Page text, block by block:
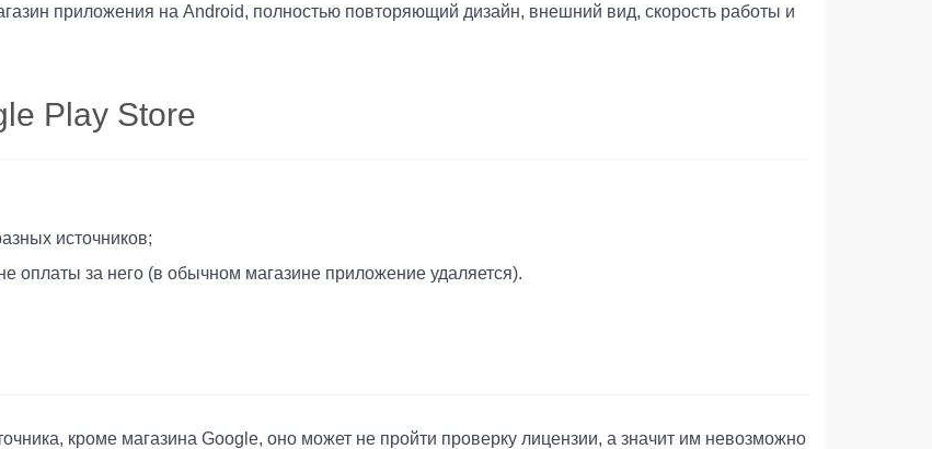
приложения на Android, полностью повторяющий дизайн, внешний вид, скорость работы и
Play Store
источников;
оплаты за него (в обычном магазине приложение удаляется).
кроме магазина Google, оно может не пройти проверку лицензии, а значит им невозможно